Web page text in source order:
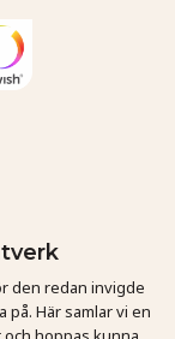
den redan invigde
Här samlar vi en